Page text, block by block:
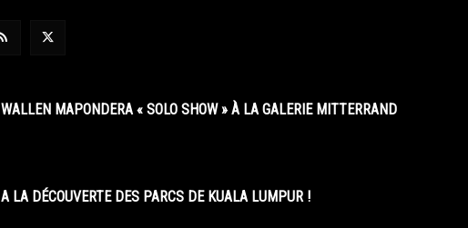
WALLEN MAPONDERA « SOLO SHOW » À LA GALERIE MITTERRAND
A LA DÉCOUVERTE DES PARCS DE KUALA LUMPUR !